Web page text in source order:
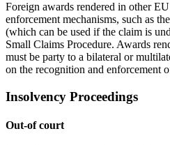
Foreign awards rendered in other
enforcement mechanisms, such as
(which can be used if the claim is
Small Claims Procedure. Awards
must be party to a bilateral or
on the recognition and enforcement
Insolvency Proceedings
Out-of court